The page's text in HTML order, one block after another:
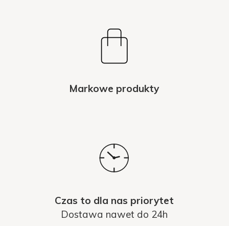
Markowe produkty
Czas to dla nas priorytet
Dostawa nawet do 24h